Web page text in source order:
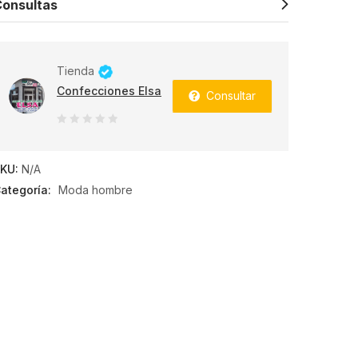
Tienda
Confecciones Elsa
Consultar
N/A
Moda hombre